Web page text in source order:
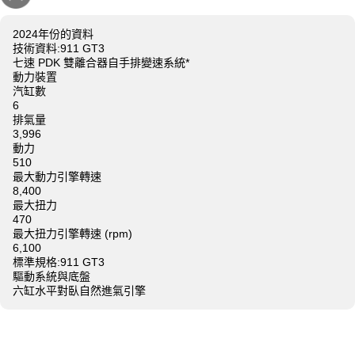
2024年份的資料
技術資料:911 GT3
七速 PDK 雙離合器自手排變速系統*
動力裝置
汽缸數
6
排氣量
3,996
動力
510
最大動力引擎轉速
8,400
最大扭力
470
最大扭力引擎轉速 (rpm)
6,100
標準規格:911 GT3
驅動系統與底盤
六缸水平對臥自然進氣引擎